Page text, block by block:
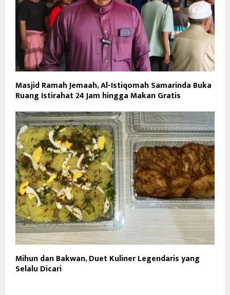
Masjid Ramah Jemaah, Al-Istiqomah Samarinda Buka
Ruang Istirahat 24 Jam hingga Makan Gratis
Mihun dan Bakwan, Duet Kuliner Legendaris yang
Selalu Dicari